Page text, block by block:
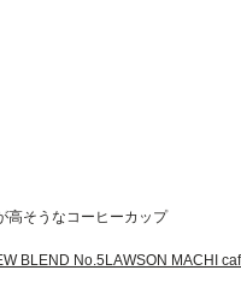
LAWSON MACHI